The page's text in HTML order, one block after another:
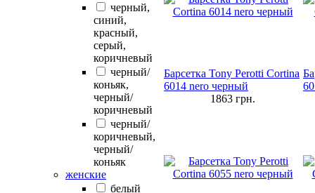
черный,
синий,
красный,
серый,
коричневый
черный/
коньяк,
черный/
коричневый
черный/
коричневый,
черный/
коньяк
женские
белый
Барсетка Tony Perotti Cortina
6014 nero черный
1863 грн.